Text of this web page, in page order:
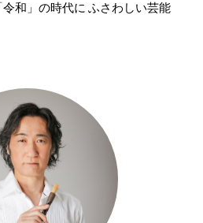
和」の時代に ふさわしい芸能